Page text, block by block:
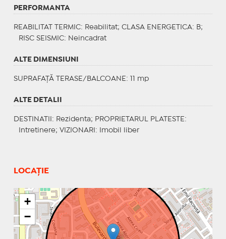
PERFORMANTA
REABILITAT TERMIC: Reabilitat; CLASA ENERGETICA: B;
RISC SEISMIC: Neincadrat
ALTE DIMENSIUNI
SUPRAFAȚĂ TERASE/BALCOANE: 11 mp
ALTE DETALII
DESTINATII : Rezidenta; PROPRIETARUL PLATESTE :
Intretinere; VIZIONARI : Imobil liber
LOCAȚIE
+
−